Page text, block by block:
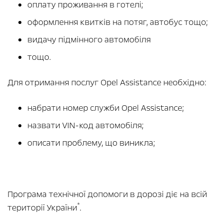
оплату проживання в готелі;
оформлення квитків на потяг, автобус тощо;
видачу підмінного автомобіля
тощо.
Для отримання послуг Opel Assistance необхідно:
набрати номер служби Opel Assistance;
назвати VIN-код автомобіля;
описати проблему, що виникла;
Програма технічної допомоги в дорозі діє на всій
території України*.